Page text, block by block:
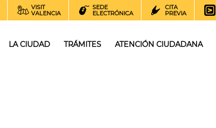
VISIT
VALENCIA
SEDE
ELECTRÓNICA
CITA
PREVIA
LA CIUDAD TRÁMITES ATENCIÓN CIUDADANA